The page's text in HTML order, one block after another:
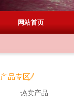
网站首页
产品专区
热卖产品